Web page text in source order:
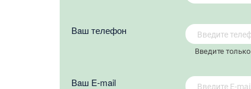
Вaш телефон
Введите
Вaш E-mail